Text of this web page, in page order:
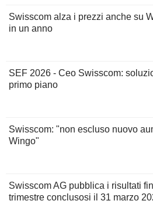
Swisscom alza i prezzi anche su
in un anno
SEF 2026 - Ceo Swisscom:
primo piano
Swisscom: "non escluso nuovo
Wingo"
Swisscom AG pubblica i risultati
trimestre conclusosi il 31 marzo